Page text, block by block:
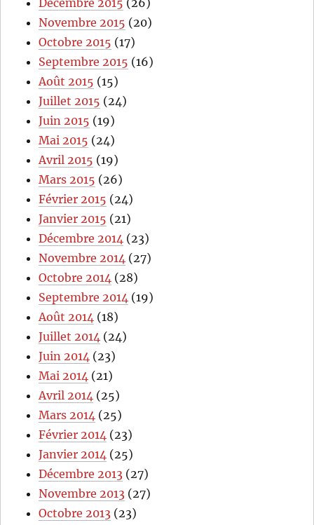
Décembre 2015 (26)
Novembre 2015 (20)
Octobre 2015 (17)
Septembre 2015 (16)
Août 2015 (15)
Juillet 2015 (24)
Juin 2015 (19)
Mai 2015 (24)
Avril 2015 (19)
Mars 2015 (26)
Février 2015 (24)
Janvier 2015 (21)
Décembre 2014 (23)
Novembre 2014 (27)
Octobre 2014 (28)
Septembre 2014 (19)
Août 2014 (18)
Juillet 2014 (24)
Juin 2014 (23)
Mai 2014 (21)
Avril 2014 (25)
Mars 2014 (25)
Février 2014 (23)
Janvier 2014 (25)
Décembre 2013 (27)
Novembre 2013 (27)
Octobre 2013 (23)